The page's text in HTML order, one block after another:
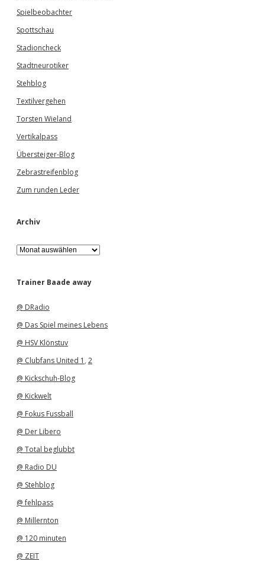
Spielbeobachter
Spottschau
Stadioncheck
Stadtneurotiker
Stehblog
Textilvergehen
Torsten Wieland
Vertikalpass
Übersteiger-Blog
Zebrastreifenblog
Zum runden Leder
Archiv
A
r
h
Trainer Baade away
@ DRadio
@ Das Spiel meines Lebens
@ HSV Klönstuv
@ Clubfans United 1 , 2
@ Kickschuh-Blog
@ Kickwelt
@ Fokus Fussball
@ Der Libero
@ Total beglubbt
@ Radio DU
@ Stehblog
@ fehlpass
@ Millernton
@ 120 minuten
@ ZEIT